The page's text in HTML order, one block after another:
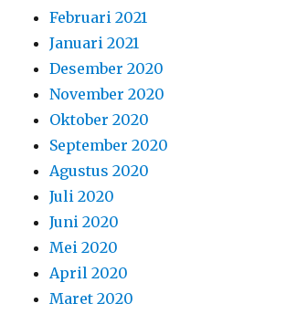
Februari 2021
Januari 2021
Desember 2020
November 2020
Oktober 2020
September 2020
Agustus 2020
Juli 2020
Juni 2020
Mei 2020
April 2020
Maret 2020